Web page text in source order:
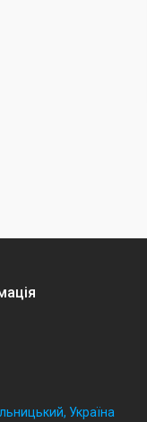
Україна